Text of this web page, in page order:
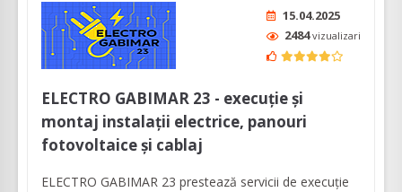
15.04.2025
2484vizualizari
ELECTRO GABIMAR 23 - execuţie şi
montaj instalaţii electrice, panouri
fotovoltaice şi cablaj
ELECTRO GABIMAR 23 prestează servicii de execuţie